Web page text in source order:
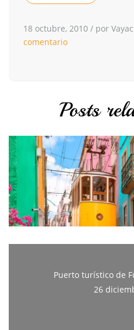
18 octubre, 2010 / por
comentario
Posts
Puerto turístico de
26